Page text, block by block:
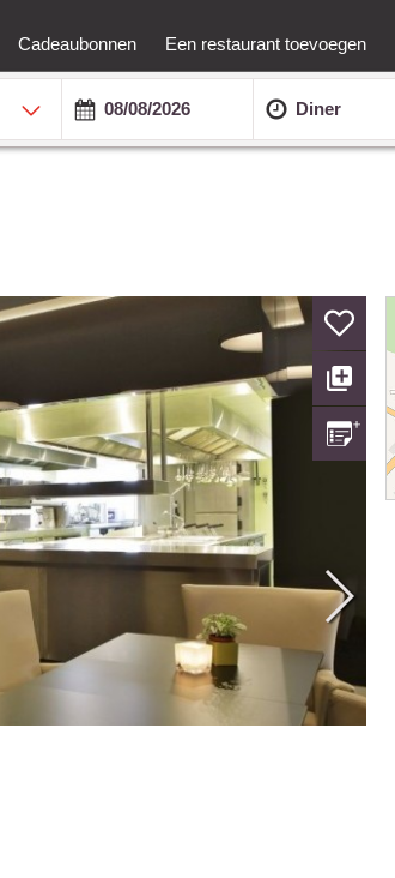
Cadeaubonnen Een restaurant toevoegen
Diner